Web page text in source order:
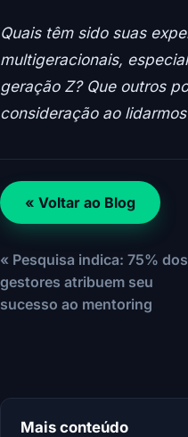
Quais têm sido suas
multigeracionais,
geração Z? Que outros
consideração ao
« Voltar ao Blog
« Pesquisa indica: 75% dos
gestores atribuem seu
sucesso ao mentoring
Mais conteúdo